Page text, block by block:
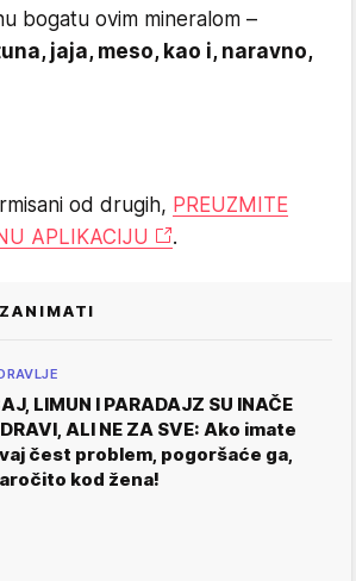
bogatu ovim mineralom –
jaja, meso, kao i, naravno,
od drugih, PREUZMITE
APLIKACIJU
.
LIMUN I PARADAJZ SU INAČE
ALI NE ZA SVE: Ako imate
čest problem, pogoršaće ga,
kod žena!